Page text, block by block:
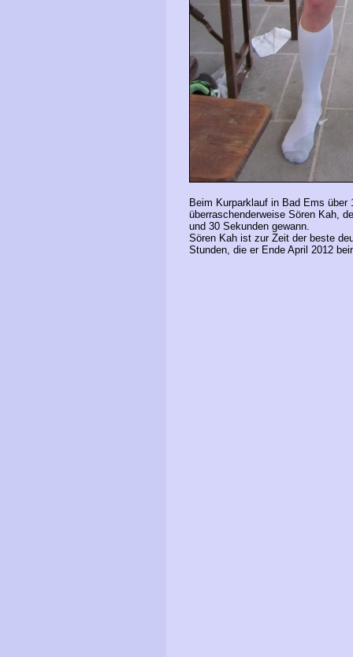
Beim Kurparklauf in Bad Ems
überraschenderweise Sören Kah,
und 30 Sekunden gewann.
Sören Kah ist zur Zeit der beste
Stunden, die er Ende April 2012